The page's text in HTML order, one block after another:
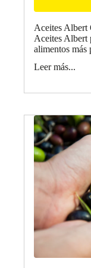
Aceites Albert
Aceites Albert
alimentos más
Leer más...